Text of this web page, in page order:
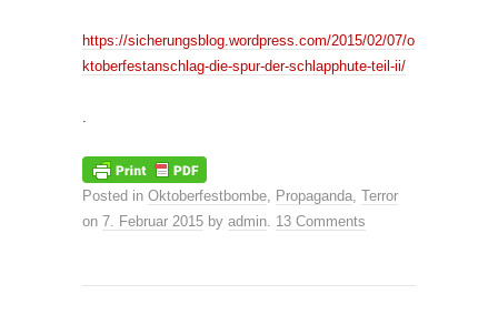
https://sicherungsblog.wordpress.com/2015/02/07/o
ktoberfestanschlag-die-spur-der-schlapphute-teil-ii/
.
Posted in Oktoberfestbombe Propaganda Terror
on 7. Februar 2015 by admin 13 Comments